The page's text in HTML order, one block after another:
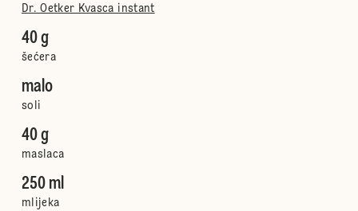
Dr. Oetker Kvasca instant
40 g
šećera
malo
soli
40 g
maslaca
250 ml
mlijeka